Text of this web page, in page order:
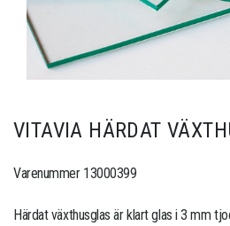
VITAVIA HÄRDAT
Varenummer 13000399
Härdat växthusglas är klart glas i 3 mm